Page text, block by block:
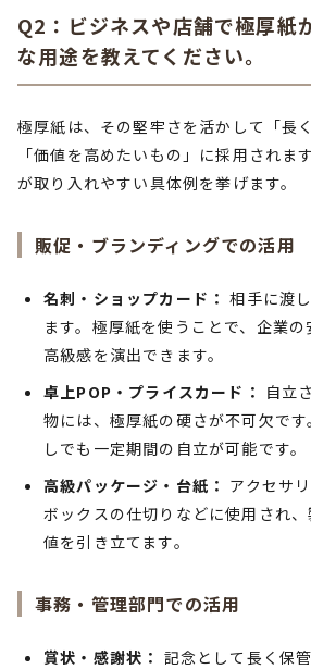
Q2：ビジネスや店舗で極厚紙
な用途を教えてください。
極厚紙は、その堅牢さを活かして「長
「価値を高めたいもの」に採用されま
が取り入れやすい具体例を挙げます。
販促・ブランディングでの活用
名刺・ショップカード： 相手に渡
ます。極厚紙を使うことで、企業
高級感を演出できます。
卓上POP・プライスカード： 自立
物には、極厚紙の硬さが不可欠で
しでも一定期間の自立が可能です。
高級パッケージ・台紙： アクセサ
ボックスの仕切りなどに使用され
値を引き立てます。
事務・管理部門での活用
賞状・感謝状： 記念として長く保